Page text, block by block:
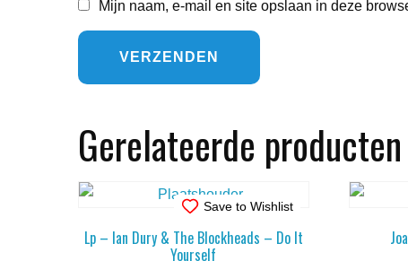
Mijn naam, e-mail en site opslaan in deze
Gerelateerde producten
Save to Wishlist
Lp – Ian Dury & The Blockheads – Do It
Yourself